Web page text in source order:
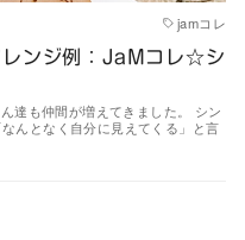
jamコレ
ンジ例：JaMコレ☆シ
達も仲間が増えてきました。 シン
んとなく自分に見えてくる」と言